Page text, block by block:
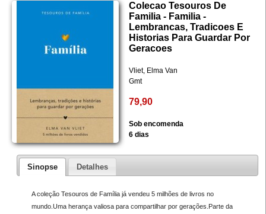
Colecao Tesouros De
Familia - Familia -
Lembrancas, Tradicoes E
Historias Para Guardar Por
Geracoes
Vliet, Elma Van
Gmt
79,90
Sob encomenda
6 dias
Sinopse Detalhes
A coleção Tesouros de Família já vendeu 5 milhões de livros no
mundo.Uma herança valiosa para compartilhar por gerações.Parte da